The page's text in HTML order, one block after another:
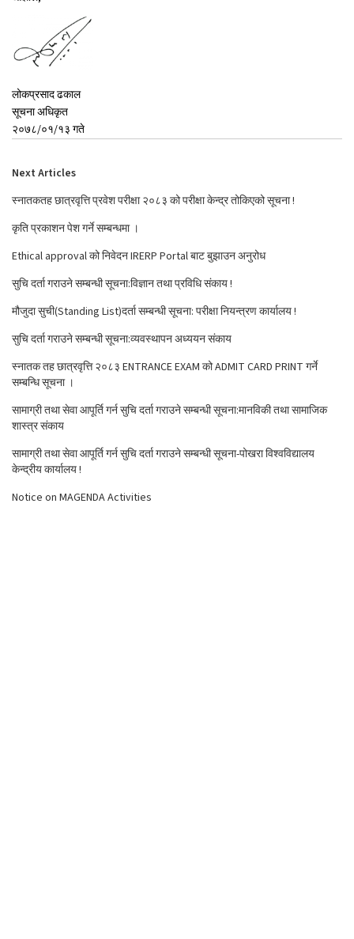
लोकप्रसाद ढकाल
सूचना अधिकृत
२०७८/०१/१३ गते
Next Articles
स्नातकतह छात्रवृत्ति प्रवेश परीक्षा २०८३ को परीक्षा केन्द्र तोकिएको सूचना !
कृति प्रकाशन पेश गर्ने सम्बन्धमा ।
Ethical approval को निवेदन IRERP Portal बाट बुझाउन अनुरोध
सुचि दर्ता गराउने सम्बन्धी सूचना:विज्ञान तथा प्रविधि संकाय !
मौजुदा सुची(Standing List)दर्ता सम्बन्धी सूचना: परीक्षा नियन्त्रण कार्यालय !
सुचि दर्ता गराउने सम्बन्धी सूचना:व्यवस्थापन अध्ययन संकाय
स्नातक तह छात्रवृत्ति २०८३ ENTRANCE EXAM को ADMIT CARD PRINT गर्ने
सम्बन्धि सूचना ।
सामाग्री तथा सेवा आपूर्ति गर्न सुचि दर्ता गराउने सम्बन्धी सूचना:मानविकी तथा सामाजिक
शास्त्र संकाय
सामाग्री तथा सेवा आपूर्ति गर्न सुचि दर्ता गराउने सम्बन्धी सूचना-पोखरा विश्वविद्यालय
केन्द्रीय कार्यालय !
Notice on MAGENDA Activities